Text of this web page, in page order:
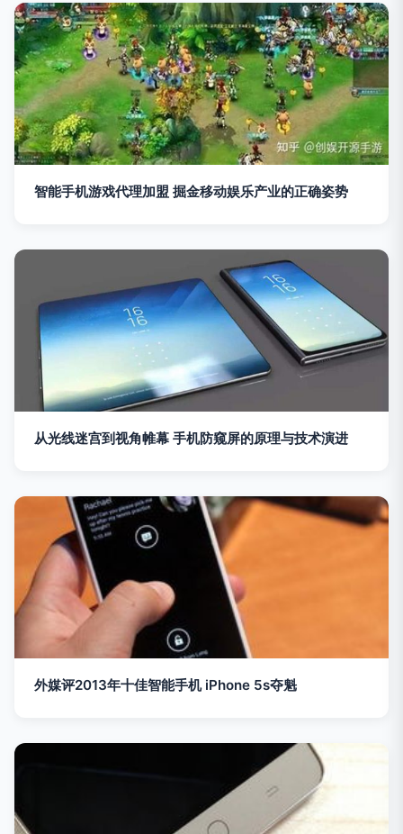
智能手机游戏代理加盟 掘金移动娱乐产业的正确姿势
从光线迷宫到视角帷幕 手机防窥屏的原理与技术演进
外媒评2013年十佳智能手机 iPhone 5s夺魁